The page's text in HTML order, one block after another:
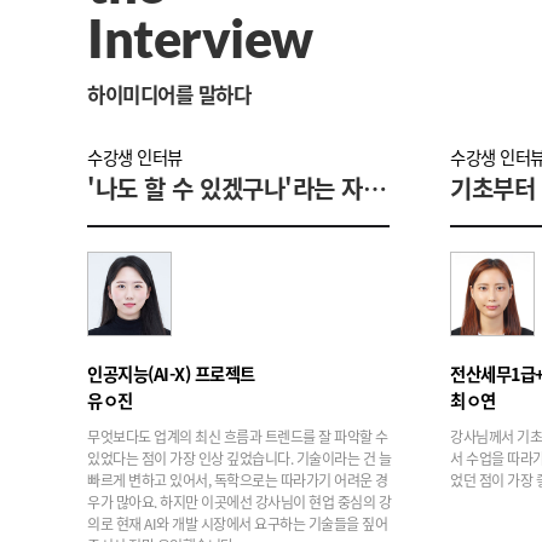
Interview
하이미디어를 말하다
수강생 인터뷰
'나도 할 수 있겠구나'라는 자신감이 생겼어요
인공지능(AI-X) 프로젝트
유ㅇ진
무엇보다도 업계의 최신 흐름과 트렌드를 잘 파악할 수
있었다는 점이 가장 인상 깊었습니다. 기술이라는 건 늘
빠르게 변하고 있어서, 독학으로는 따라가기 어려운 경
우가 많아요. 하지만 이곳에선 강사님이 현업 중심의 강
의로 현재 AI와 개발 시장에서 요구하는 기술들을 짚어
수강생 인터
전산세무1급
최ㅇ연
강사님께서 기
서 수업을 따라
었던 점이 가장